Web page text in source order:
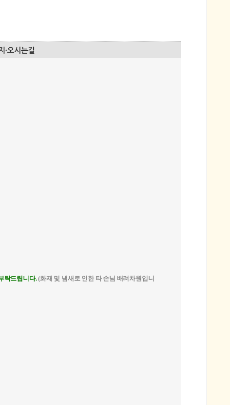
탁드립니다.(화재 및 냄새로 인한 타 손님 배려차원입니